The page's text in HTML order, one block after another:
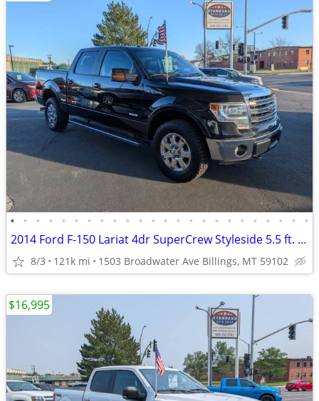
• • • • • • • • • • • • • • • • • • • • • • • •
2014 Ford F-150 Lariat 4dr SuperCrew Styleside 5.5 ft. SB Pickup Truc
8/3 121k mi 1503 Broadwater Ave Billings, MT 59102
$16,995